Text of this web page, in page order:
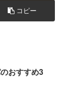
コピー
おすすめ3